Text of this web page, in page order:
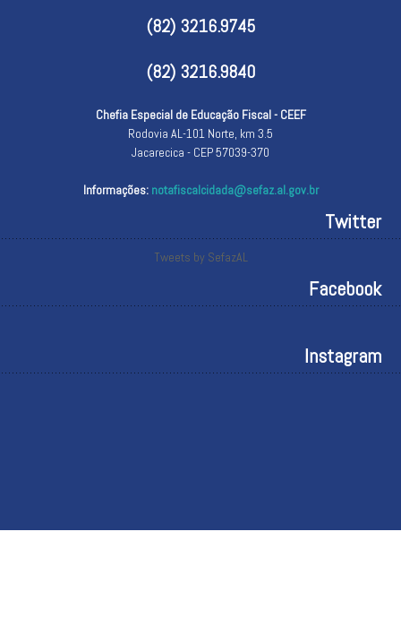
(82) 3216.9745
(82) 3216.9840
Chefia Especial de Educação Fiscal - CEEF
Rodovia AL-101 Norte, km 3.5
Jacarecica - CEP 57039-370
Informações: notafiscalcidada@sefaz.al.gov.br
Twitter
Tweets by SefazAL
Facebook
Instagram